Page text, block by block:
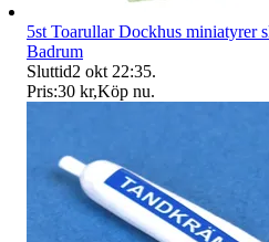
5st Toarullar Dockhus miniatyrer
Badrum
Sluttid2 okt 22:35.
Pris:30 kr,Köp nu.